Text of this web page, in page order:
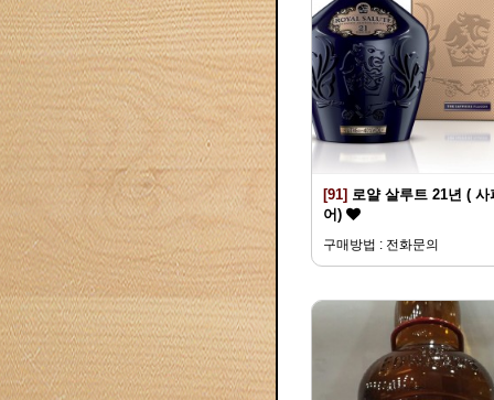
[91] 로얄 살루트 21년 ( 사
어)
구매방법 : 전화문의